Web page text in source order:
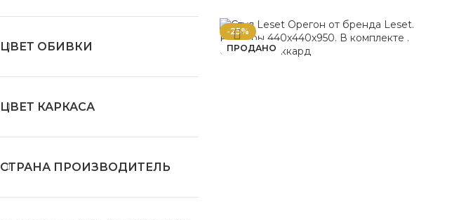
ЦВЕТ ОБИВКИ
ЦВЕТ КАРКАСА
СТРАНА ПРОИЗВОДИТЕЛЬ
-25%
ПРОДАНО